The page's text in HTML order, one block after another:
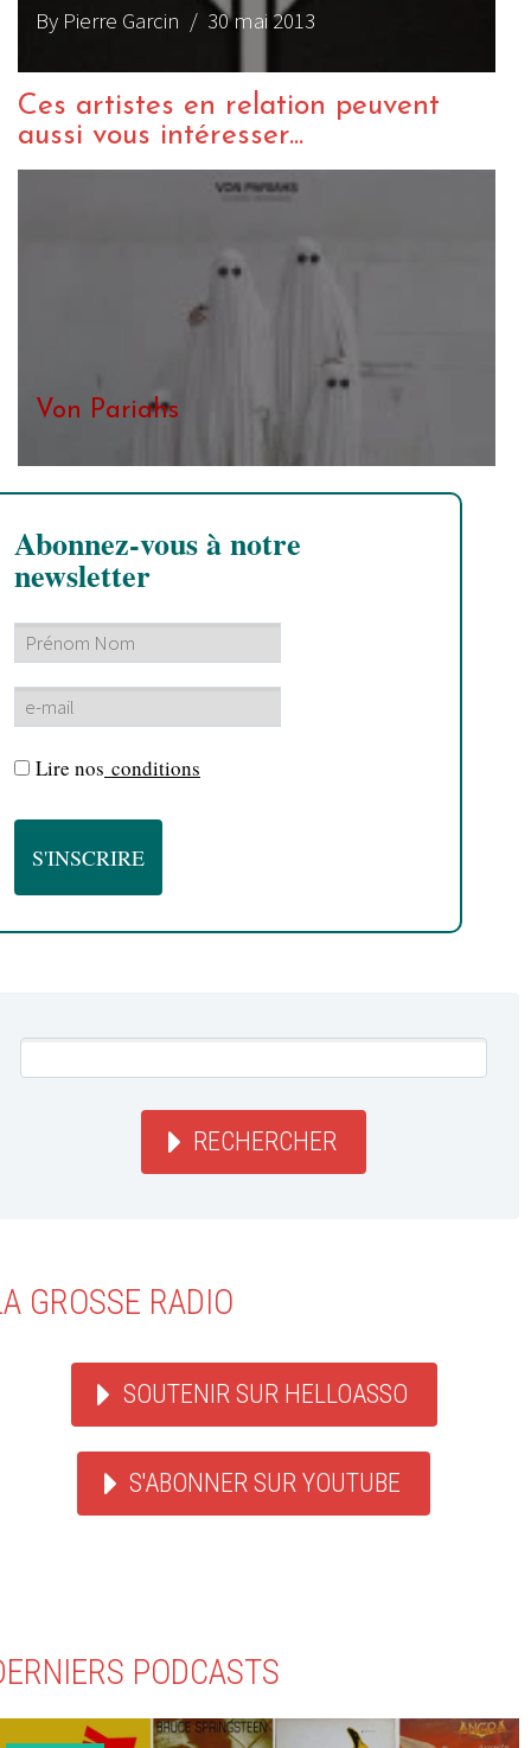
By Pierre Garcin / 30 mai 2013
Ces artistes en relation peuvent
aussi vous intéresser...
Von Pariahs
Abonnez-vous à notre
newsletter
Lire nos conditions
RECHERCHER
GROSSE RADIO
SOUTENIR SUR HELLOASSO
S'ABONNER SUR YOUTUBE
PODCASTS